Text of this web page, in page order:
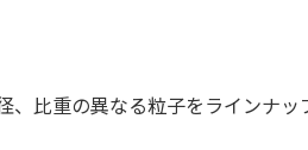
、比重の異なる粒子をラインナッ